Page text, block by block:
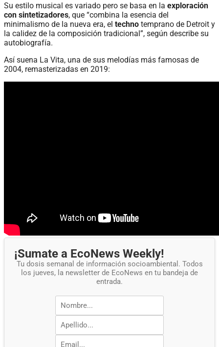
Su estilo musical es variado pero se basa en la exploración
con sintetizadores, que “combina la esencia del
minimalismo de la nueva era, el techno temprano de Detroit y
la calidez de la composición tradicional”, según describe su
autobiografía.
Así suena La Vita, una de sus melodías más famosas de
2004, remasterizadas en 2019:
¡Sumate a EcoNews Weekly!
Tu dosis semanal de información socioambiental. Todos
los jueves, la newsletter de EcoNews en tu bandeja de
entrada.